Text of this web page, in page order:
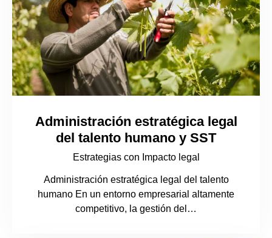
Administración estratégica legal
del talento humano y SST
Estrategias con Impacto legal
Administración estratégica legal del talento
humano En un entorno empresarial altamente
competitivo, la gestión del…